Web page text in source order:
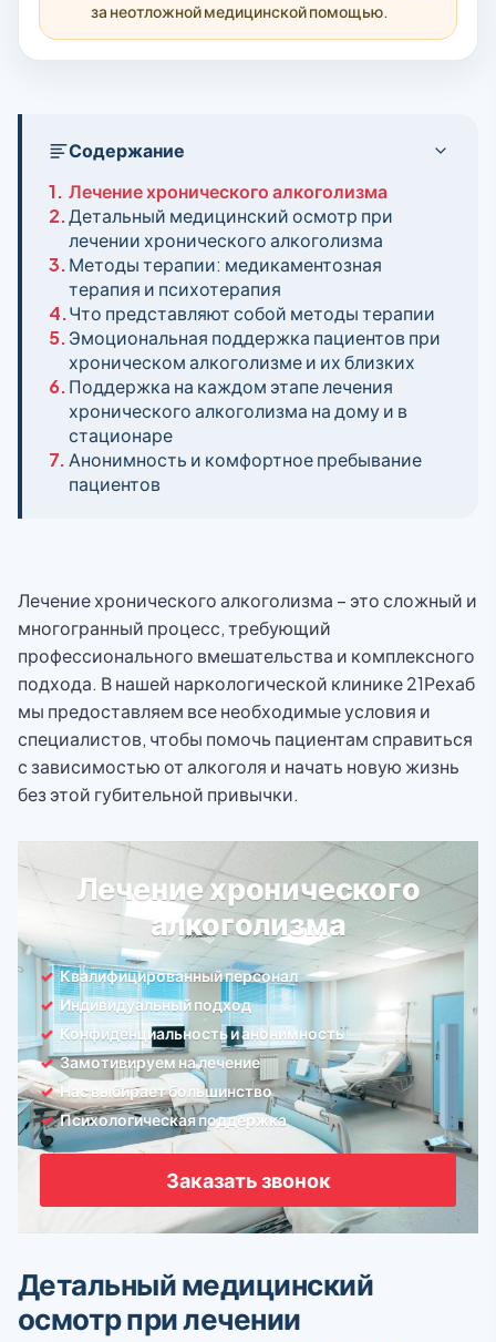
за неотложной медицинской помощью.
Содержание
1. Лечение хронического алкоголизма
2.Детальный медицинский осмотр при
лечении хронического алкоголизма
3.Методы терапии: медикаментозная
терапия и психотерапия
4.Что представляют собой методы терапии
5.Эмоциональная поддержка пациентов при
хроническом алкоголизме и их близких
6.Поддержка на каждом этапе лечения
хронического алкоголизма на дому и в
стационаре
7. Анонимность и комфортное пребывание
пациентов
Лечение хронического алкоголизма – это сложный и
многогранный процесс, требующий
профессионального вмешательства и комплексного
подхода. В нашей наркологической клинике 21Рехаб
мы предоставляем все необходимые условия и
специалистов, чтобы помочь пациентам справиться
с зависимостью от алкоголя и начать новую жизнь
без этой губительной привычки.
Лечение хронического
алкоголизма
Квалифицированный персонал
Индивидуальный подход
Конфиденциальность и анонимность
Замотивируем на лечение
Нас выбирает большинство
Психологическая поддержка
Заказать звонок
Детальный медицинский
осмотр при лечении